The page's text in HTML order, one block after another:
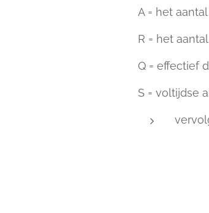
A = het
R = het
Q = effectief
S = voltijdse